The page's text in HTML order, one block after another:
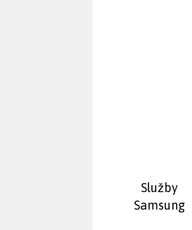
Služby
Samsung